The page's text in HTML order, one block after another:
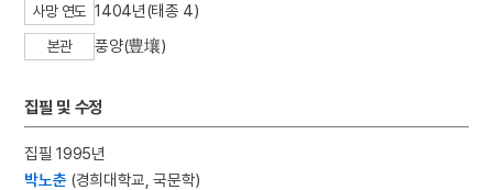
사망 연도 1404년(태종 4)
본관 풍양(豊壤)
집필 및 수정
집필 1995년
박노춘 (경희대학교, 국문학)